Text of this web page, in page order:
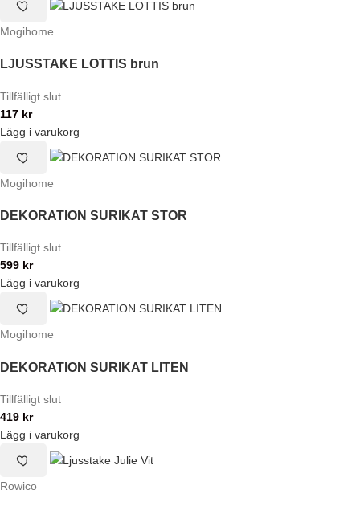
Mogihome
LJUSSTAKE LOTTIS brun
Tillfälligt slut
117 kr
Lägg i varukorg
Mogihome
DEKORATION SURIKAT STOR
Tillfälligt slut
599 kr
Lägg i varukorg
Mogihome
DEKORATION SURIKAT LITEN
Tillfälligt slut
419 kr
Lägg i varukorg
Rowico